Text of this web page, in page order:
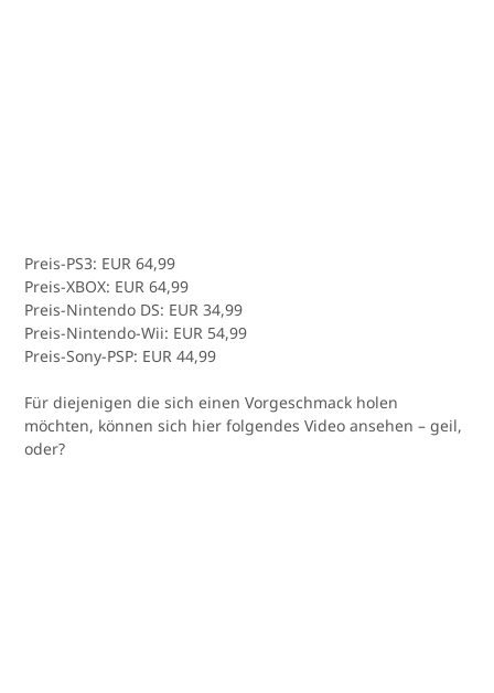
Preis-PS3: EUR 64,99
Preis-XBOX: EUR 64,99
Preis-Nintendo DS: EUR 34,99
Preis-Nintendo-Wii: EUR 54,99
Preis-Sony-PSP: EUR 44,99
Für diejenigen die sich einen Vorgeschmack holen
möchten, können sich hier folgendes Video ansehen – geil,
oder?